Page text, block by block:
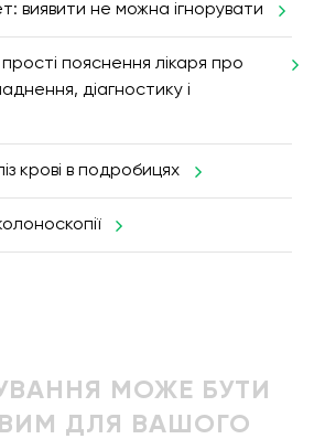
виявити не можна ігнорувати
пояснення лікаря про
діагностику і
крові в подробицях
МОЖЕ БУТИ
ДЛЯ ВАШОГО